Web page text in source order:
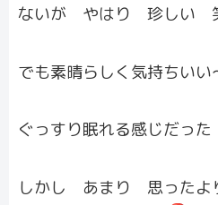
ないが やはり 珍しい
でも素晴らしく気持ちい
ぐっすり眠れる感じだった
しかし あまり 思った